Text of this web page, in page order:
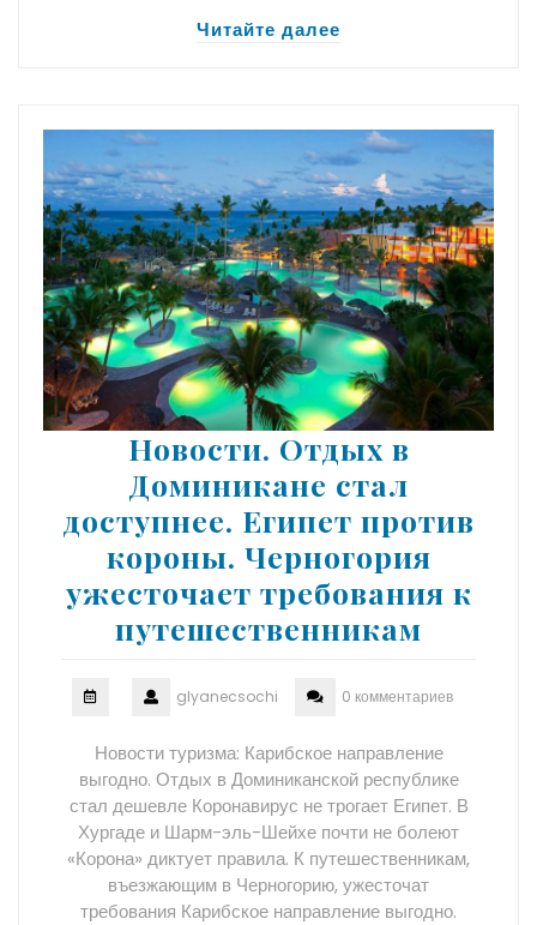
Читайте далее
Новости. Отдых в
Доминикане стал
доступнее. Египет против
короны. Черногория
ужесточает требования к
путешественникам
glyanecsochi 0 комментариев
Новости туризма: Карибское направление
выгодно. Отдых в Доминиканской республике
стал дешевле Коронавирус не трогает Египет. В
Хургаде и Шарм-эль-Шейхе почти не болеют
«Корона» диктует правила. К путешественникам,
въезжающим в Черногорию, ужесточат
требования Карибское направление выгодно.